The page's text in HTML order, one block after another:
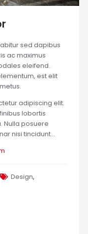
sed dapibus
ac maximus
eleifend.
est elit
adipiscing elit.
lobortis
Nulla posuere
nisi tincidunt…
Design,